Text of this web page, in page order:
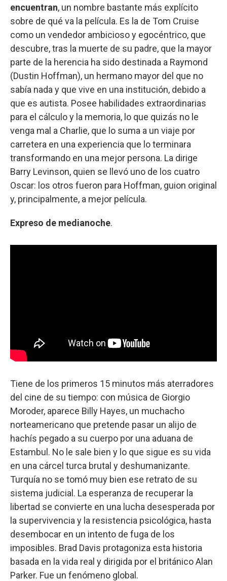
encuentran, un nombre bastante más explícito
sobre de qué va la película. Es la de Tom Cruise
como un vendedor ambicioso y egocéntrico, que
descubre, tras la muerte de su padre, que la mayor
parte de la herencia ha sido destinada a Raymond
(Dustin Hoffman), un hermano mayor del que no
sabía nada y que vive en una institución, debido a
que es autista. Posee habilidades extraordinarias
para el cálculo y la memoria, lo que quizás no le
venga mal a Charlie, que lo suma a un viaje por
carretera en una experiencia que lo terminara
transformando en una mejor persona. La dirige
Barry Levinson, quien se llevó uno de los cuatro
Oscar: los otros fueron para Hoffman, guion original
y, principalmente, a mejor película.
Expreso de medianoche.
Tiene de los primeros 15 minutos más aterradores
del cine de su tiempo: con música de Giorgio
Moroder, aparece Billy Hayes, un muchacho
norteamericano que pretende pasar un alijo de
hachís pegado a su cuerpo por una aduana de
Estambul. No le sale bien y lo que sigue es su vida
en una cárcel turca brutal y deshumanizante.
Turquía no se tomó muy bien ese retrato de su
sistema judicial. La esperanza de recuperar la
libertad se convierte en una lucha desesperada por
la supervivencia y la resistencia psicológica, hasta
desembocar en un intento de fuga de los
imposibles. Brad Davis protagoniza esta historia
basada en la vida real y dirigida por el británico Alan
Parker. Fue un fenómeno global.